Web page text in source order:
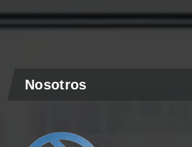
Nosotros